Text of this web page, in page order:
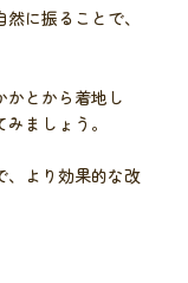
に振ることで、
かとから着地し
ましょう。
、より効果的な改